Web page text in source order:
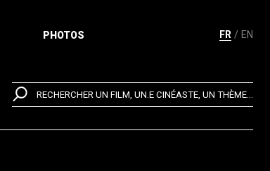
FR EN
PHOTOS
RECHERCHER UN FILM, UN.E CINÉASTE, UN THÈME...